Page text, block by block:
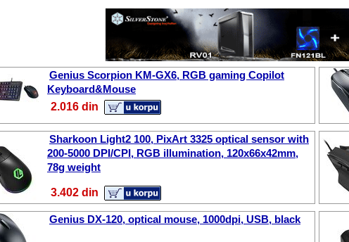
Genius Scorpion KM-GX6, RGB gaming Copilot
Keyboard&Mouse
2.016 din
Sharkoon Light2 100, PixArt 3325 optical sensor with
200-5000 DPI/CPI, RGB illumination, 120x66x42mm,
78g weight
3.402 din
Genius DX-120, optical mouse, 1000dpi, USB, black